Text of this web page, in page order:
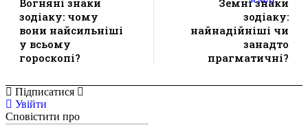
Вогняні знаки
зодіаку: чому
вони найсильніші
у всьому
гороскопі?
Земні знаки
зодіаку:
найнадійніші чи
занадто
прагматичні?
Підписатися
Увійти
Сповістити про